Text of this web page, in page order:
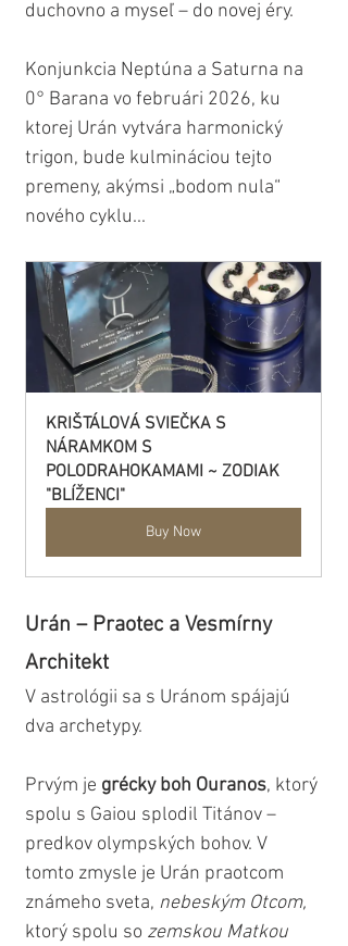
duchovno a myseľ – do novej éry.
Konjunkcia Neptúna a Saturna na
0° Barana vo februári 2026, ku
ktorej Urán vytvára harmonický
trigon, bude kulmináciou tejto
premeny, akýmsi „bodom nula“
nového cyklu...
KRIŠTÁLOVÁ SVIEČKA S
NÁRAMKOM S
POLODRAHOKAMAMI ~ ZODIAK
"BLÍŽENCI"
Buy Now
Urán – Praotec a Vesmírny
Architekt
V astrológii sa s Uránom spájajú
dva archetypy.
Prvým je grécky boh Ouranos, ktorý
spolu s Gaiou splodil Titánov –
predkov olympských bohov. V
tomto zmysle je Urán praotcom
známeho sveta, nebeským Otcom,
ktorý spolu so zemskou Matkou